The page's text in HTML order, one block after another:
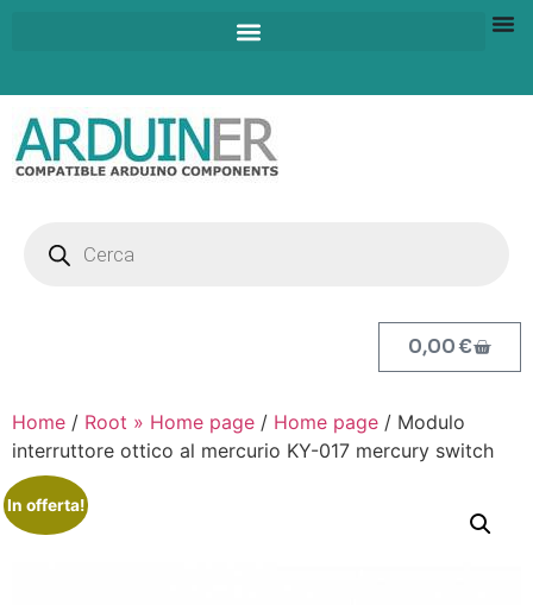
0,00€
Home / Root » Home page / Home page / Modulo
interruttore ottico al mercurio KY-017 mercury switch
In offerta!